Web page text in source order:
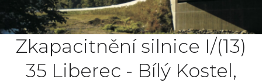
Zkapacitnění silnice I/(13)
35 Liberec - Bílý Kostel,